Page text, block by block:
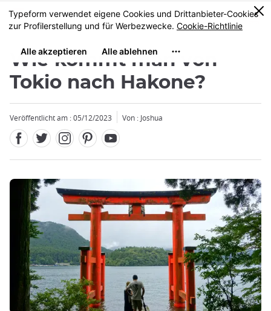
Größe
MENU
0
Wie kommt man von
Tokio nach Hakone?
Veröffentlicht am : 05/12/2023 Von : Joshua